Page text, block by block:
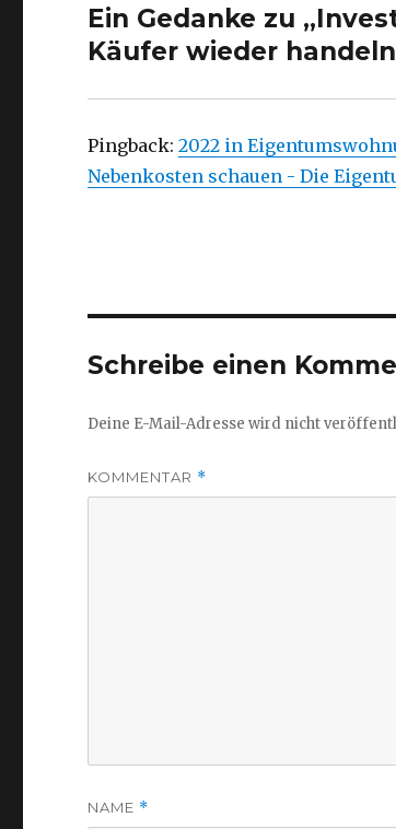
Ein Gedanke zu
Käufer wieder
Pingback:2022 in
Nebenkosten schauen - Die
Schreibe einen
Deine E-Mail-Adresse wird nicht
KOMMENTAR *
NAME *